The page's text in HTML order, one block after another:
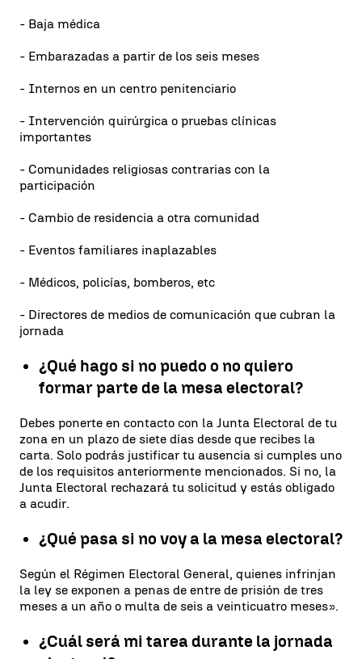
- Baja médica
- Embarazadas a partir de los seis meses
- Internos en un centro penitenciario
- Intervención quirúrgica o pruebas clínicas
importantes
- Comunidades religiosas contrarias con la
participación
- Cambio de residencia a otra comunidad
- Eventos familiares inaplazables
- Médicos, policías, bomberos, etc
- Directores de medios de comunicación que cubran la
jornada
¿Qué hago si no puedo o no quiero
formar parte de la mesa electoral?
Debes ponerte en contacto con la Junta Electoral de tu
zona en un plazo de siete días desde que recibes la
carta. Solo podrás justificar tu ausencia si cumples uno
de los requisitos anteriormente mencionados. Si no, la
Junta Electoral rechazará tu solicitud y estás obligado
a acudir.
¿Qué pasa si no voy a la mesa electoral?
Según el Régimen Electoral General, quienes infrinjan
la ley se exponen a penas de entre de prisión de tres
meses a un año o multa de seis a veinticuatro meses».
¿Cuál será mi tarea durante la jornada